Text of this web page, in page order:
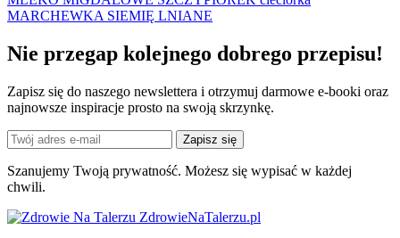
MARCHEWKA SIEMIĘ LNIANE
Nie przegap kolejnego dobrego przepisu!
Zapisz się do naszego newslettera i otrzymuj darmowe e-booki oraz
najnowsze inspiracje prosto na swoją skrzynkę.
Zapisz się
Szanujemy Twoją prywatność. Możesz się wypisać w każdej
chwili.
ZdrowieNaTalerzu.pl